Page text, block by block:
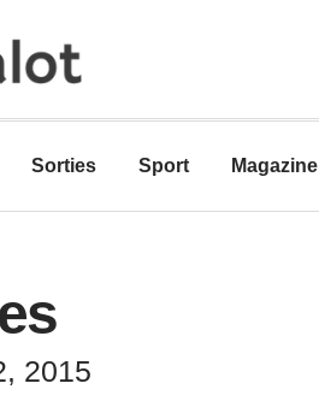
Sorties Sport Magazine
2015